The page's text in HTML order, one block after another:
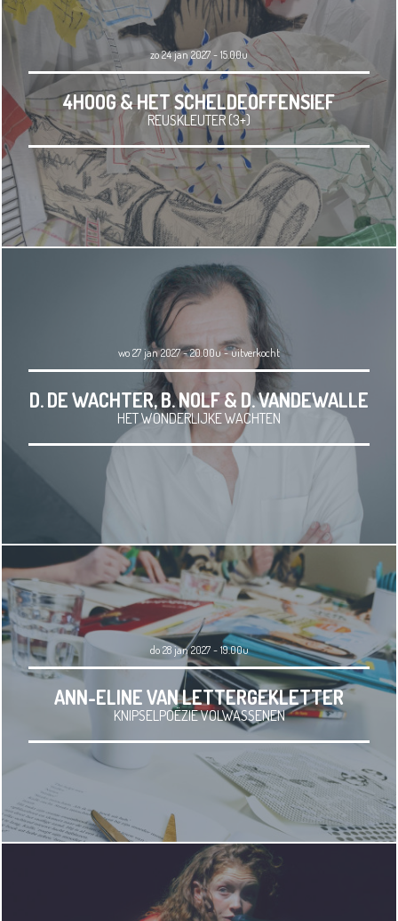
zo 24 jan 2027 - 15.00u
4HOOG & HET SCHELDEOFFENSIEF
REUSKLEUTER (3+)
wo 27 jan 2027 - 20.00u-uitverkocht
D. DE WACHTER, B. NOLF & D. VANDEWALLE
HET WONDERLIJKE WACHTEN
do 28 jan 2027 - 19.00u
ANN-ELINE VAN LETTERGEKLETTER
KNIPSELPOËZIE VOLWASSENEN